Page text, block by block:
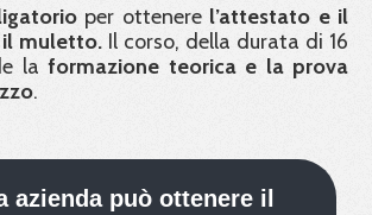
Chi siamo
Contatti
per ottenere l’attestato e il
muletto. Il corso, della durata di 16
laformazione teorica e la prova
.
azienda può ottenere il